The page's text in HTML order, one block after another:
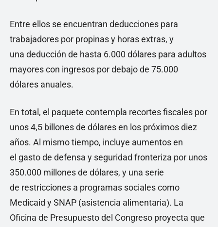
Entre ellos se encuentran deducciones para
trabajadores por propinas y horas extras, y
una deducción de hasta 6.000 dólares para adultos
mayores con ingresos por debajo de 75.000
dólares anuales.
En total, el paquete contempla recortes fiscales por
unos 4,5 billones de dólares en los próximos diez
años. Al mismo tiempo, incluye aumentos en
el gasto de defensa y seguridad fronteriza por unos
350.000 millones de dólares, y una serie
de restricciones a programas sociales como
Medicaid y SNAP (asistencia alimentaria). La
Oficina de Presupuesto del Congreso proyecta que